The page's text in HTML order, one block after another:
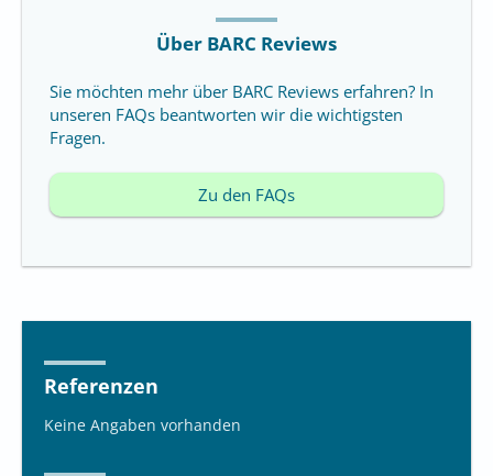
Über BARC Reviews
Sie möchten mehr über BARC Reviews erfahren? In
unseren FAQs beantworten wir die wichtigsten
Fragen.
Zu den FAQs
Referenzen
Keine Angaben vorhanden